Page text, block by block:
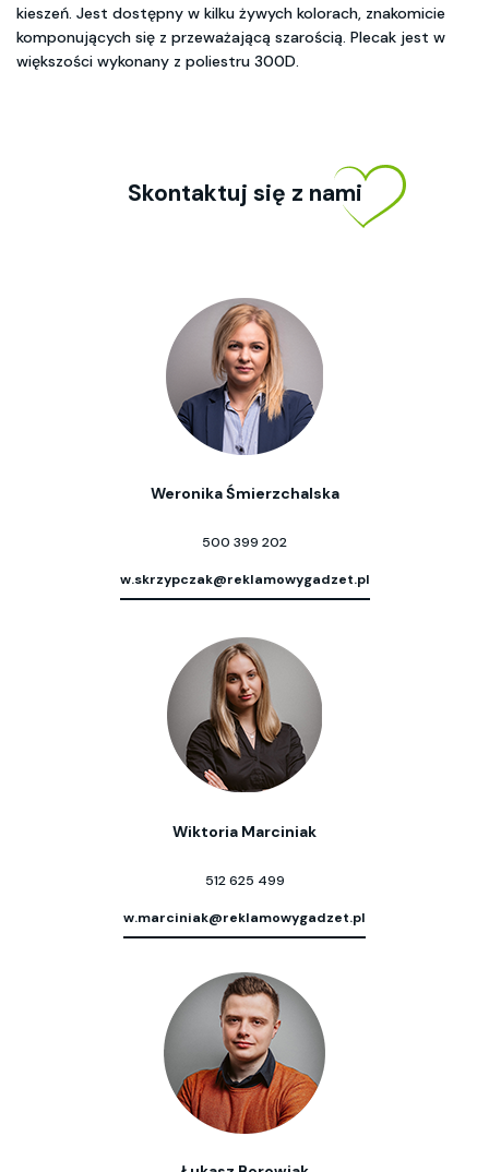
kieszeń. Jest dostępny w kilku żywych kolorach, znakomicie
komponujących się z przeważającą szarością. Plecak jest w
większości wykonany z poliestru 300D.
Skontaktuj się z nami
Weronika Śmierzchalska
500 399 202
w.skrzypczak@reklamowygadzet.pl
Wiktoria Marciniak
512 625 499
w.marciniak@reklamowygadzet.pl